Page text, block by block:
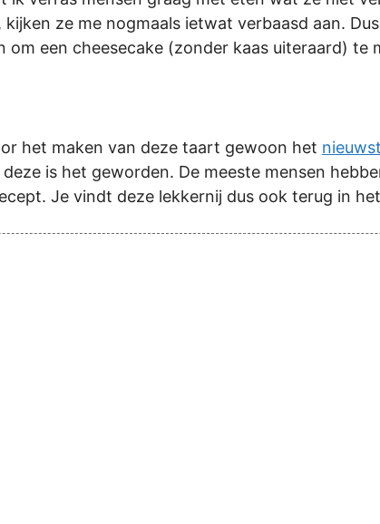
ze me nogmaals ietwat verbaasd aan.
een cheesecake (zonder kaas uiteraard) te
het maken van deze taart gewoon het
is het geworden. De meeste mensen
Je vindt deze lekkernij dus ook terug in